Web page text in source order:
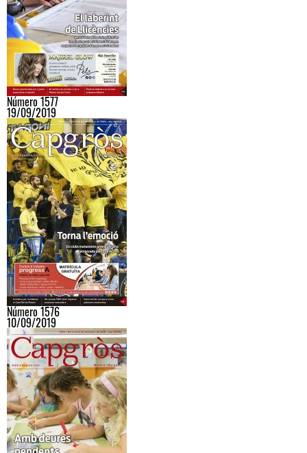
Número 1577
19/09/2019
Número 1576
10/09/2019